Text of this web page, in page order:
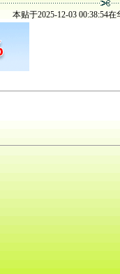
本贴于2025-12-03 00:38:54